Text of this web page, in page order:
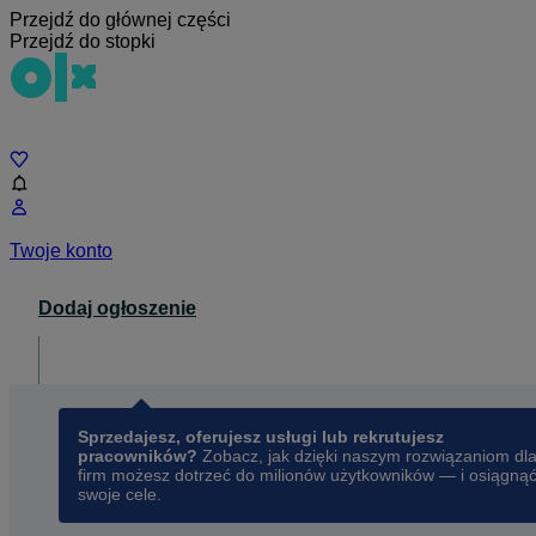
Przejdź do głównej części
Przejdź do stopki
Twoje konto
Dodaj ogłoszenie
Sprzedajesz, oferujesz usługi lub rekrutujesz
pracowników? Zobacz, jak dzięki naszym rozwiązaniom dla
firm możesz dotrzeć do milionów użytkowników — i osiągnąć
swoje cele.